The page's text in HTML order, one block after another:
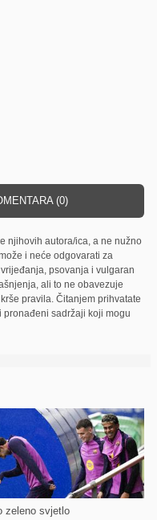
(0)
njihovih autora/ica, a ne nužno
i neće odgovarati za
psovanja i vulgaran
ali to ne obavezuje
pravila. Čitanjem prihvatate
pronađeni sadržaji koji mogu
zeleno svjetlo